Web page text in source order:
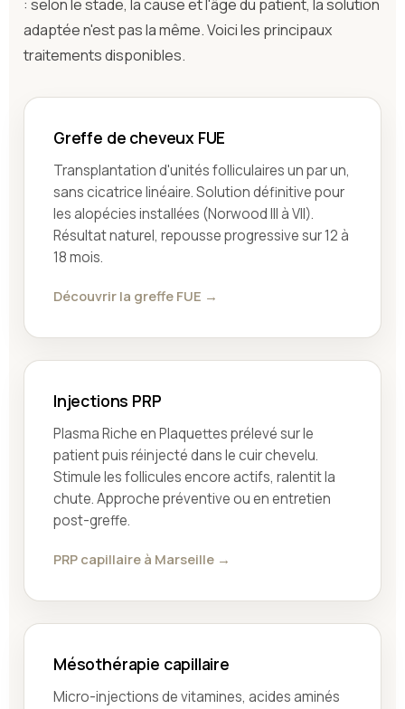
: selon le stade, la cause et l'âge du patient, la solution
adaptée n'est pas la même. Voici les principaux
traitements disponibles.
Greffe de cheveux FUE
Transplantation d'unités folliculaires un par un,
sans cicatrice linéaire. Solution définitive pour
les alopécies installées (Norwood III à VII).
Résultat naturel, repousse progressive sur 12 à
18 mois.
Découvrir la greffe FUE →
Injections PRP
Plasma Riche en Plaquettes prélevé sur le
patient puis réinjecté dans le cuir chevelu.
Stimule les follicules encore actifs, ralentit la
chute. Approche préventive ou en entretien
post-greffe.
PRP capillaire à Marseille →
Mésothérapie capillaire
Micro-injections de vitamines, acides aminés